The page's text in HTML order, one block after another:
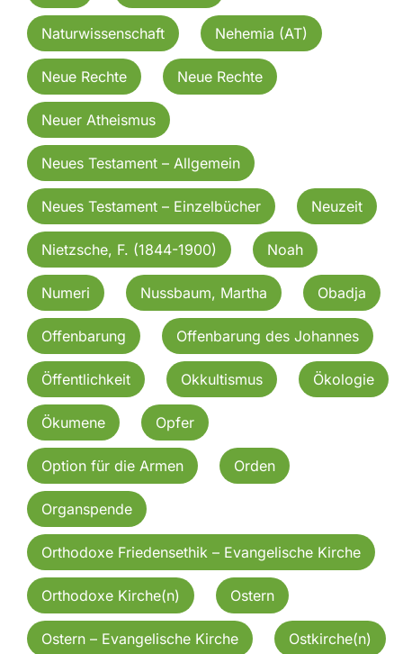
Naturwissenschaft Nehemia (AT)
Neue Rechte Neue Rechte
Neuer Atheismus
Neues Testament – Allgemein
Neues Testament – Einzelbücher Neuzeit
Nietzsche, F. (1844-1900) Noah
Numeri Nussbaum, Martha Obadja
Offenbarung Offenbarung des Johannes
Öffentlichkeit Okkultismus Ökologie
Ökumene Opfer
Option für die Armen Orden
Organspende
Orthodoxe Friedensethik – Evangelische Kirche
Orthodoxe Kirche(n) Ostern
Ostern – Evangelische Kirche Ostkirche(n)